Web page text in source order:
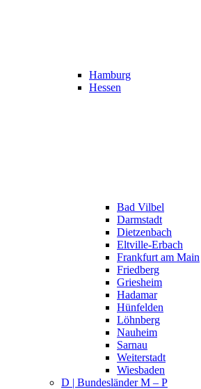
Hamburg
Hessen
Bad Vilbel
Darmstadt
Dietzenbach
Eltville-Erbach
Frankfurt am Main
Friedberg
Griesheim
Hadamar
Hünfelden
Löhnberg
Nauheim
Sarnau
Weiterstadt
Wiesbaden
D | Bundesländer M – P